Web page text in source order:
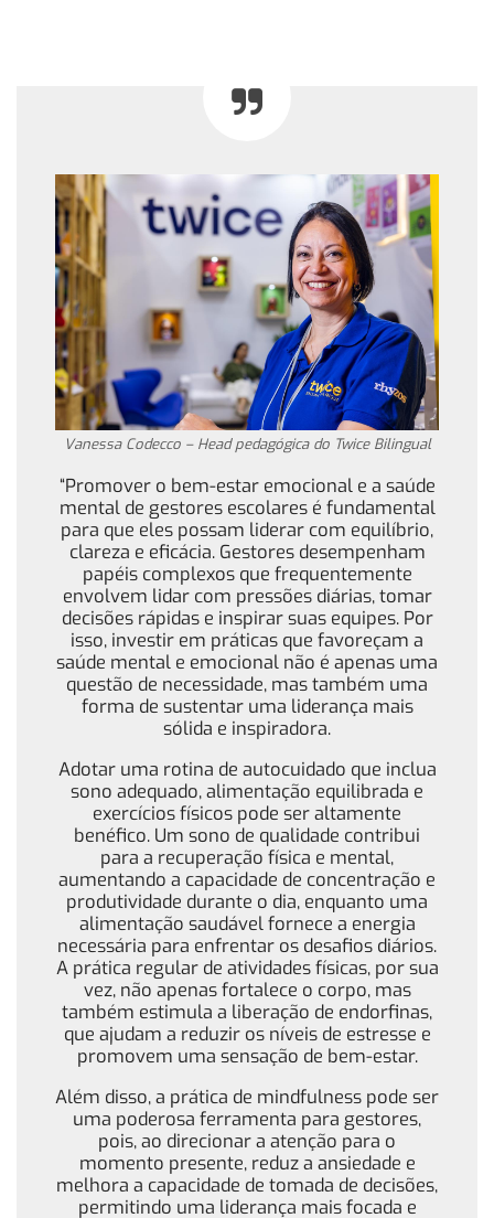
Vanessa Codecco – Head pedagógica do Twice Bilingual
“Promover o bem-estar emocional e a saúde
mental de gestores escolares é fundamental
para que eles possam liderar com equilíbrio,
clareza e eficácia. Gestores desempenham
papéis complexos que frequentemente
envolvem lidar com pressões diárias, tomar
decisões rápidas e inspirar suas equipes. Por
isso, investir em práticas que favoreçam a
saúde mental e emocional não é apenas uma
questão de necessidade, mas também uma
forma de sustentar uma liderança mais
sólida e inspiradora.
Adotar uma rotina de autocuidado que inclua
sono adequado, alimentação equilibrada e
exercícios físicos pode ser altamente
benéfico. Um sono de qualidade contribui
para a recuperação física e mental,
aumentando a capacidade de concentração e
produtividade durante o dia, enquanto uma
alimentação saudável fornece a energia
necessária para enfrentar os desafios diários.
A prática regular de atividades físicas, por sua
vez, não apenas fortalece o corpo, mas
também estimula a liberação de endorfinas,
que ajudam a reduzir os níveis de estresse e
promovem uma sensação de bem-estar.
Além disso, a prática de mindfulness pode ser
uma poderosa ferramenta para gestores,
pois, ao direcionar a atenção para o
momento presente, reduz a ansiedade e
melhora a capacidade de tomada de decisões,
permitindo uma liderança mais focada e